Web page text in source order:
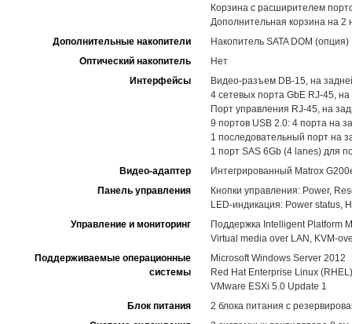
Корзина с расширителем
Дополнительная корзина на 2
Дополнительные накопители
Накопитель SATA DOM (опция)
Оптический накопитель
Нет
Интерфейсы
Видео-разъем DB-15, на
4 сетевых порта GbE RJ-45,
Порт управления RJ-45, на
9 портов USB 2.0: 4 порта на
1 последовательный порт на
1 порт SAS 6Gb (4 lanes) для
Видео-адаптер
Интегрированный Matrox
Панель управления
Кнопки управления: Power,
LED-индикация: Power status,
Управление и мониторинг
Поддержка Intelligent Platform
Virtual media over LAN, KVM-
Поддерживаемые операционные
системы
Microsoft Windows Server 2012
Red Hat Enterprise Linux
VMware ESXi 5.0 Update 1
Блок питания
2 блока питания с